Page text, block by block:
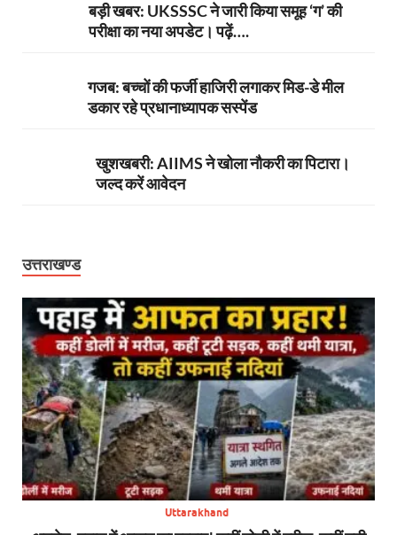
बड़ी खबर: UKSSSC ने जारी किया समूह ‘ग’ की
परीक्षा का नया अपडेट। पढ़ें….
गजब: बच्चों की फर्जी हाजिरी लगाकर मिड-डे मील
डकार रहे प्रधानाध्यापक सस्पेंड
खुशखबरी: AIIMS ने खोला नौकरी का पिटारा।
जल्द करें आवेदन
उत्तराखण्ड
Uttarakhand